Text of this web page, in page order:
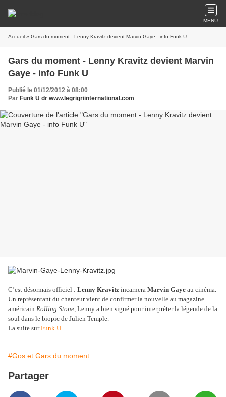
MENU
Accueil » Gars du moment - Lenny Kravitz devient Marvin Gaye - info Funk U
Gars du moment - Lenny Kravitz devient Marvin
Gaye - info Funk U
Publié le 01/12/2012 à 08:00
Par Funk U dr www.legrigriinternational.com
C’est désormais officiel : Lenny Kravitz incarnera Marvin Gaye au cinéma.
Un représentant du chanteur vient de confirmer la nouvelle au magazine
américain Rolling Stone, Lenny a bien signé pour interpréter la légende de la
soul dans le biopic de Julien Temple.
La suite surFunk U.
#Gos et Gars du moment
Partager